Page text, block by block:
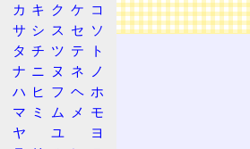
広告
カ キ ク ケ コ
サ シ ス セ ソ
タ チ ツ テ
ト
ナ ニ ヌ ネ
ノ
ハ ヒ フ ヘ ホ
マ ミ ム メ
モ
ヤ
ユ
ヨ